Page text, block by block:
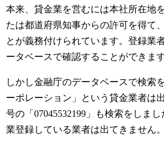
本来、貸金業を営むには本社所在地
たは都道府県知事からの許可を得て
とが義務付けられています。登録業
ータベースで確認することができます
しかし金融庁のデータベースで検索
ーポレーション」という貸金業者は
号の「07045532199」も検索をしま
業登録している業者は出てきません。